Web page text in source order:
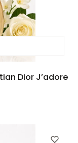
Dior J’adore